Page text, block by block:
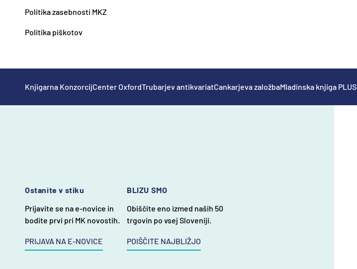
Politika zasebnosti MKZ
Politika piškotov
Knjigarna KonzorcijCenter OxfordTrubarjev antikvariatCankarjeva založbaMladinska knjiga PLUS
Ostanite v stiku
Prijavite se na e-novice in
bodite prvi pri MK novostih.
PRIJAVA NA E-NOVICE
BLIZU SMO
Obiščite eno izmed naših 50
trgovin po vsej Sloveniji.
POIŠČITE NAJBLIŽJO